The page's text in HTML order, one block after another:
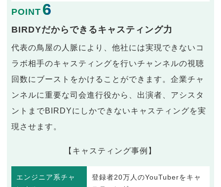
POINT 6
BIRDYだからできるキャスティング力
代表の鳥屋の人脈により、他社には実現できないコ
ラボ相手のキャスティングを行いチャンネルの視聴
回数にブーストをかけることができます。企業チャ
ンネルに重要な司会進行役から、出演者、アシスタ
ントまでBIRDYにしかできないキャスティングを実
現させます。
【キャスティング事例】
エンジニア系チャ
登録者20万人のYouTuberをキャ